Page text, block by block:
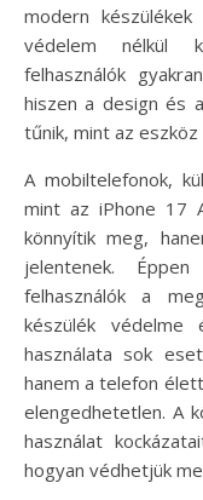
modern
védelem nélkül
felhasználók
hiszen a design és
tűnik, mint az
A mobiltelefonok,
mint az iPhone 17
könnyítik meg,
jelentenek.
felhasználók a
készülék védelme
használata sok
hanem a telefon
elengedhetetlen. A
használat
hogyan védhetjük